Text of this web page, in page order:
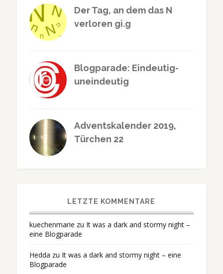
Der Tag, an dem das N
verloren gi.g
Blogparade: Eindeutig-
uneindeutig
Adventskalender 2019,
Türchen 22
LETZTE KOMMENTARE
kuechenmarie zu It was a dark and stormy night –
eine Blogparade
Hedda zu It was a dark and stormy night – eine
Blogparade